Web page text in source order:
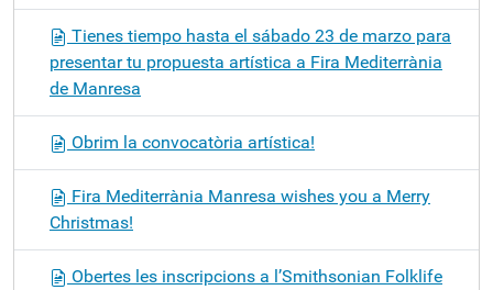
Tienes tiempo hasta el sábado 23 de marzo para
presentar tu propuesta artística a Fira Mediterrània
de Manresa
Obrim la convocatòria artística!
Fira Mediterrània Manresa wishes you a Merry
Christmas!
Obertes les inscripcions a l’Smithsonian Folklife